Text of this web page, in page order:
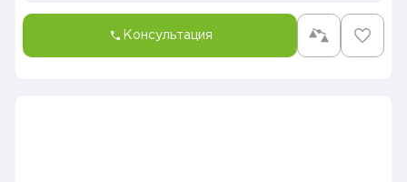
Консультация